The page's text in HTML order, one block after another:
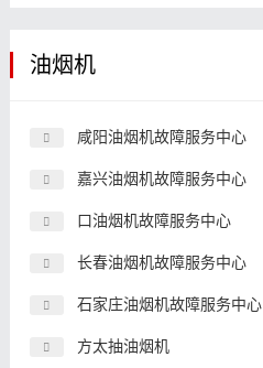
油烟机
咸阳油烟机故障服务中心
嘉兴油烟机故障服务中心
口油烟机故障服务中心
长春油烟机故障服务中心
石家庄油烟机故障服务中心
方太抽油烟机